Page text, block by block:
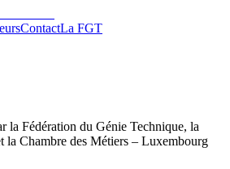
ContactLa FGT
la Fédération du Génie Technique, la
la Chambre des Métiers – Luxembourg